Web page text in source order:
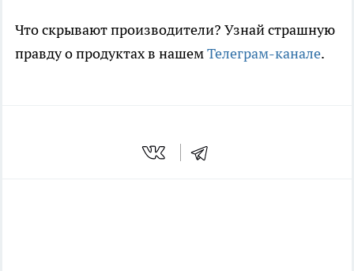
Что скрывают производители? Узнай страшную
правду о продуктах в нашемТелеграм-канале.